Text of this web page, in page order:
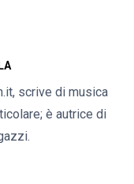
scrive di musica
è autrice di